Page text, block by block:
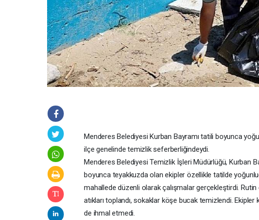
Menderes Belediyesi Kurban Bayramı tatili boyunca
ilçe genelinde temizlik seferberliğindeydi.
Menderes Belediyesi Temizlik İşleri Müdürlüğü, Kurban
boyunca teyakkuzda olan ekipler özellikle tatilde
mahallede düzenli olarak çalışmalar gerçekleştirdi.
atıkları toplandı, sokaklar köşe bucak temizlendi.
de ihmal etmedi.